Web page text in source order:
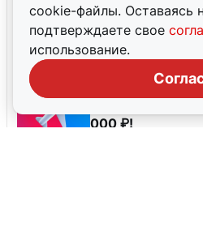
cookie-файлы. Оставаясь
подтверждаете свое
использование.
Кешбэк 3%
покупки
До 31 декабря, 2026
Ozon Travel —
первую покупку
000 ₽!